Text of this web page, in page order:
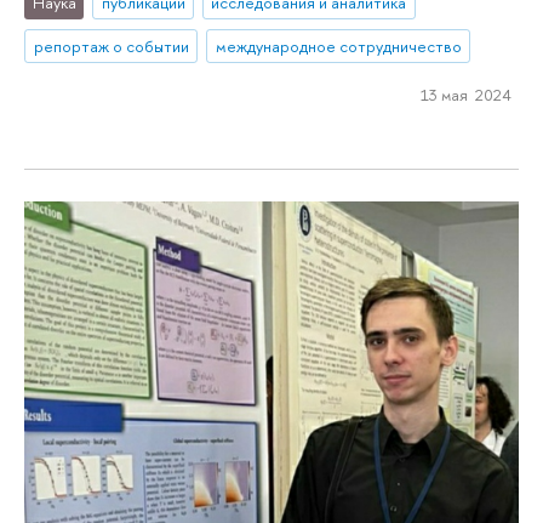
репортаж о событии
международное сотрудничество
13 мая 2024